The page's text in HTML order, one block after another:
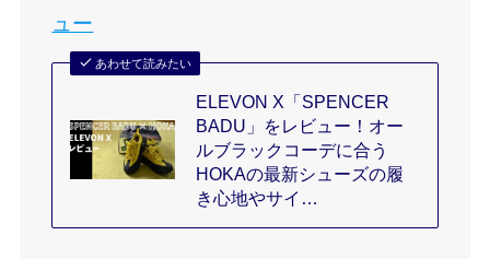
ュー
あわせて読みたい
ELEVON X「SPENCER
BADU」をレビュー！オー
ルブラックコーデに合う
HOKAの最新シューズの履
き心地やサイ…